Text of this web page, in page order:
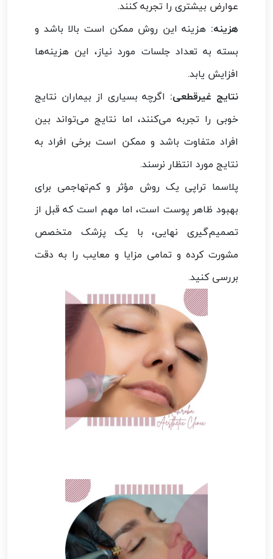
عوارض بیشتری را تجربه کنند.
هزینه: هزینه این روش ممکن است بالا باشد و
بسته به تعداد جلسات مورد نیاز، این هزینه‌ها
افزایش یابد.
نتایج غیرقطعی: اگرچه بسیاری از بیماران نتایج
خوبی را تجربه می‌کنند، اما نتایج می‌تواند بین
افراد متفاوت باشد و ممکن است برخی افراد به
نتایج مورد انتظار نرسند.
پلاسما تراپی یک روش مؤثر و کم‌تهاجمی برای
بهبود ظاهر پوست است، اما مهم است که قبل از
تصمیم‌گیری نهایی، با یک پزشک متخصص
مشورت کرده و تمامی مزایا و معایب را به دقت
بررسی کنید.